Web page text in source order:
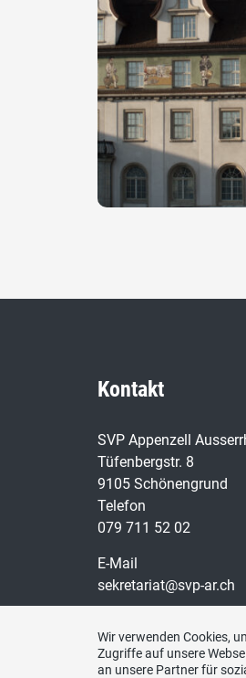
Kontakt
SVP Appenzell
Tüfenbergstr. 8
9105 Schönengrund
Telefon
079 711 52 02
E-Mail
sekretariat@svp-ar.ch
Wir verwenden Cookies,
Zugriffe auf unsere
an unsere Partner für